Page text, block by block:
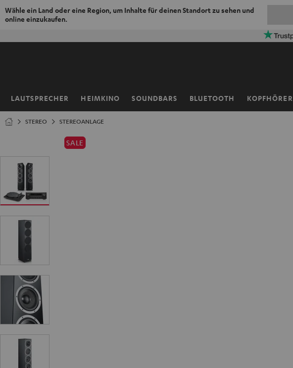
Wähle ein Land oder eine Region, um Inhalte für deinen Standort zu sehen und
online einzukaufen.
LAUTSPRECHER HEIMKINO SOUNDBARS BLUETOOTH KOPFHÖRER
Startseite
STEREO STEREOANLAGE
SALE